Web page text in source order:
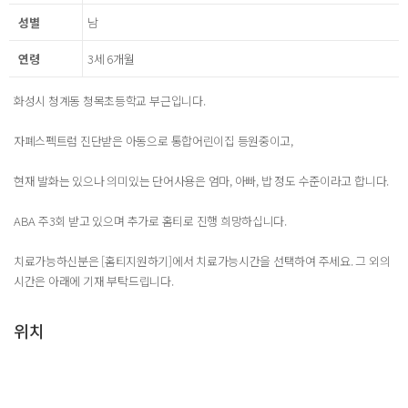
성별 남
연령 3세 6개월
화성시 청계동 청목초등학교 부근입니다.
자폐스펙트럼 진단받은 아동으로 통합어린이집 등원중이고,
현재 발화는 있으나 의미있는 단어사용은 엄마, 아빠, 밥 정도 수준이라고 합니다.
ABA 주3회 받고 있으며 추가로 홈티로 진행 희망하십니다.
치료가능하신분은 [홈티지원하기]에서 치료가능시간을 선택하여 주세요. 그 외의
시간은 아래에 기재 부탁드립니다.
위치